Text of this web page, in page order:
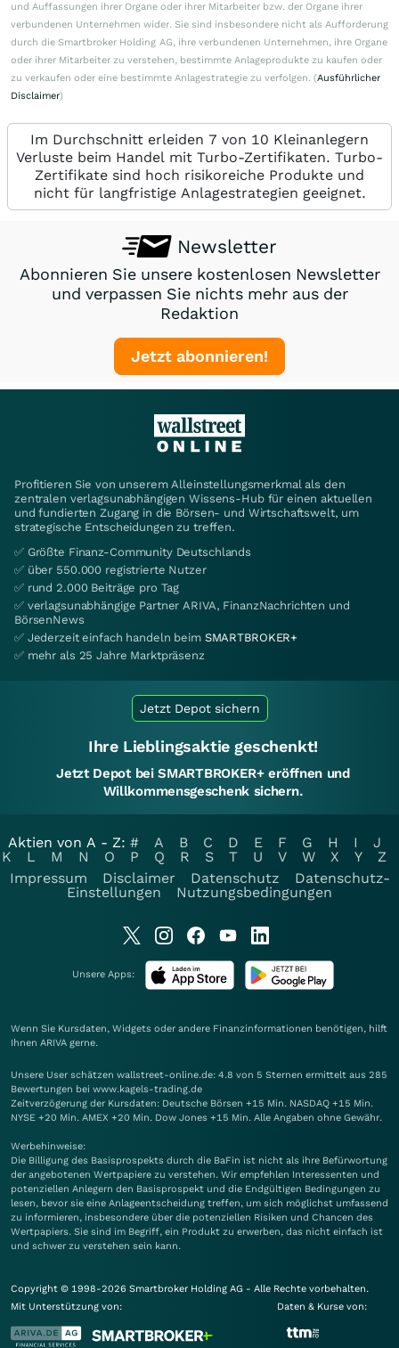
und Auffassungen ihrer Organe oder ihrer Mitarbeiter bzw. der Organe ihrer
verbundenen Unternehmen wider. Sie sind insbesondere nicht als Aufforderung
durch die Smartbroker Holding AG, ihre verbundenen Unternehmen, ihre Organe
oder ihrer Mitarbeiter zu verstehen, bestimmte Anlageprodukte zu kaufen oder
zu verkaufen oder eine bestimmte Anlagestrategie zu verfolgen. (Ausführlicher
Disclaimer)
Im Durchschnitt erleiden 7 von 10 Kleinanlegern
Verluste beim Handel mit Turbo-Zertifikaten. Turbo-
Zertifikate sind hoch risikoreiche Produkte und
nicht für langfristige Anlagestrategien geeignet.
Newsletter
Abonnieren Sie unsere kostenlosen Newsletter
und verpassen Sie nichts mehr aus der
Redaktion
Jetzt abonnieren!
Profitieren Sie von unserem Alleinstellungsmerkmal als den
zentralen verlagsunabhängigen Wissens-Hub für einen aktuellen
und fundierten Zugang in die Börsen- und Wirtschaftswelt, um
strategische Entscheidungen zu treffen.
✅ Größte Finanz-Community Deutschlands
✅ über 550.000 registrierte Nutzer
✅ rund 2.000 Beiträge pro Tag
✅ verlagsunabhängige Partner ARIVA, FinanzNachrichten und
BörsenNews
✅ Jederzeit einfach handeln beim SMARTBROKER+
✅ mehr als 25 Jahre Marktpräsenz
Jetzt Depot sichern
Ihre Lieblingsaktie geschenkt!
Jetzt Depot bei SMARTBROKER+ eröffnen und
Willkommensgeschenk sichern.
Aktien von A - Z: # A B C D E F G H I
J
K
L M N O P Q R S T U V W X Y
Z
Impressum
Disclaimer Datenschutz
Datenschutz-
Einstellungen
Nutzungsbedingungen
Unsere Apps:
Wenn Sie Kursdaten, Widgets oder andere Finanzinformationen benötigen, hilft
Ihnen ARIVA gerne.
Unsere User schätzen wallstreet-online.de: 4.8 von 5 Sternen ermittelt aus 285
Bewertungen bei www.kagels-trading.de
Zeitverzögerung der Kursdaten: Deutsche Börsen +15 Min. NASDAQ +15 Min.
NYSE +20 Min. AMEX +20 Min. Dow Jones +15 Min. Alle Angaben ohne Gewähr.
Werbehinweise:
Die Billigung des Basisprospekts durch die BaFin ist nicht als ihre Befürwortung
der angebotenen Wertpapiere zu verstehen. Wir empfehlen Interessenten und
potenziellen Anlegern den Basisprospekt und die Endgültigen Bedingungen zu
lesen, bevor sie eine Anlageentscheidung treffen, um sich möglichst umfassend
zu informieren, insbesondere über die potenziellen Risiken und Chancen des
Wertpapiers. Sie sind im Begriff, ein Produkt zu erwerben, das nicht einfach ist
und schwer zu verstehen sein kann.
Copyright © 1998-2026 Smartbroker Holding AG - Alle Rechte vorbehalten.
Mit Unterstützung von:
Daten & Kurse von: